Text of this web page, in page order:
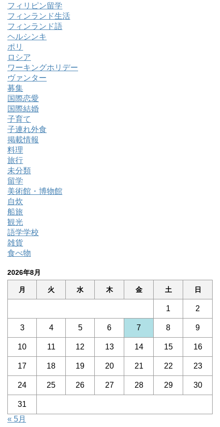
フィリピン留学
フィンランド生活
フィンランド語
ヘルシンキ
ポリ
ロシア
ワーキングホリデー
ヴァンター
募集
国際恋愛
国際結婚
子育て
子連れ外食
掲載情報
料理
旅行
未分類
留学
美術館・博物館
自炊
船旅
観光
語学学校
雑貨
食べ物
2026年8月
月 火 水 木 金 土 日
1 2
3 4 5 6 7 8 9
10 11 12 13 14 15 16
17 18 19 20 21 22 23
24 25 26 27 28 29 30
31
« 5月